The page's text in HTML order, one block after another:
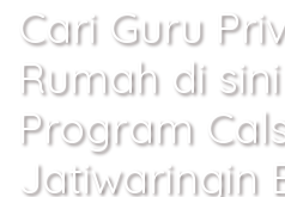
Cari Guru
Rumah di
Program
Jatiwaringin